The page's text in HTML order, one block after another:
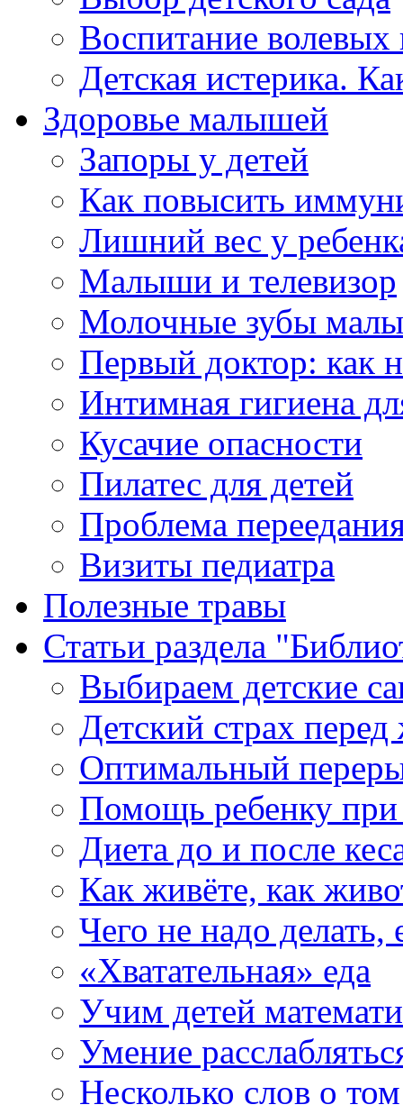
Воспитание волевых
Детская истерика.
Здоровье малышей
Запоры у детей
Как повысить
Лишний вес у
Малыши и телевизор
Молочные зубы
Первый доктор: как
Интимная гигиена
Кусачие опасности
Пилатес для детей
Проблема
Визиты педиатра
Полезные травы
Статьи раздела
Выбираем детские
Детский страх
Оптимальный
Помощь ребенку при
Диета до и после
Как живёте, как
Чего не надо делать,
«Хватательная» еда
Учим детей
Умение
Несколько слов о